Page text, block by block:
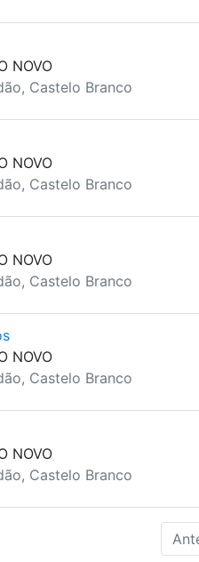
NOVO
Castelo Branco
NOVO
Castelo Branco
NOVO
Castelo Branco
NOVO
Castelo Branco
NOVO
Castelo Branco